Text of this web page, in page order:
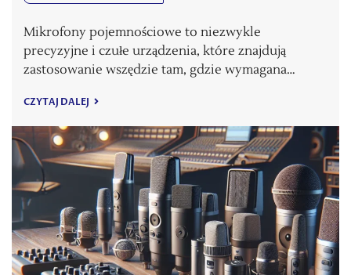
Mikrofony pojemnościowe to niezwykle
precyzyjne i czułe urządzenia, które znajdują
zastosowanie wszędzie tam, gdzie wymagana…
CZYTAJ DALEJ